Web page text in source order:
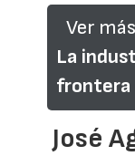
Ver
La
frontera
José